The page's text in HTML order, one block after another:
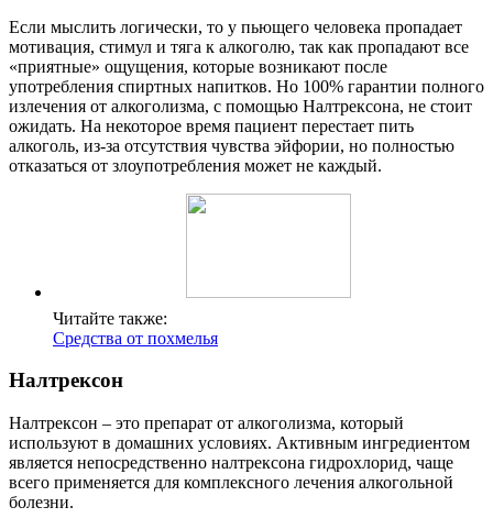
Если мыслить логически, то у пьющего человека пропадает
мотивация, стимул и тяга к алкоголю, так как пропадают все
«приятные» ощущения, которые возникают после
употребления спиртных напитков. Но 100% гарантии полного
излечения от алкоголизма, с помощью Налтрексона, не стоит
ожидать. На некоторое время пациент перестает пить
алкоголь, из-за отсутствия чувства эйфории, но полностью
отказаться от злоупотребления может не каждый.
Читайте также:
Средства от похмелья
Налтрексон
Налтрексон – это препарат от алкоголизма, который
используют в домашних условиях. Активным ингредиентом
является непосредственно налтрексона гидрохлорид, чаще
всего применяется для комплексного лечения алкогольной
болезни.